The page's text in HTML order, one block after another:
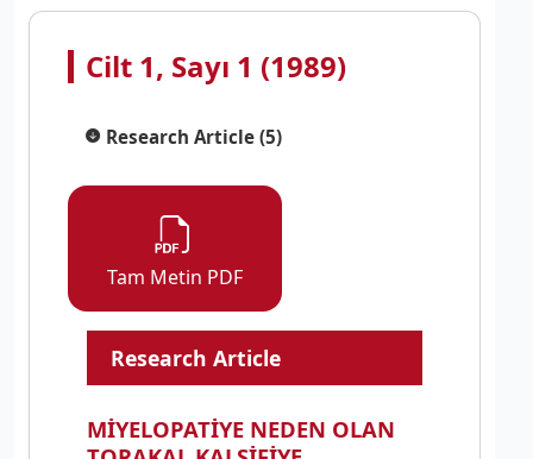
Cilt 1, Sayı 1 (1989)
Research Article (5)
Tam Metin PDF
Research Article
MİYELOPATİYE NEDEN OLAN